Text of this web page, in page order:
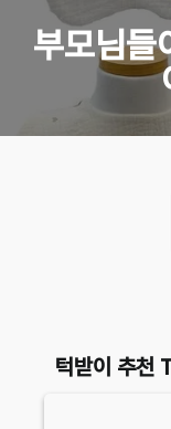
부모님들
턱받이 추천